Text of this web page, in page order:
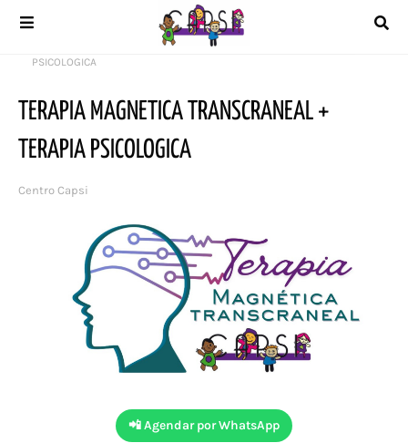
TERAPIA MAGNETICA TRANSCRANEAL + TERAPIA
PSICOLOGICA
TERAPIA MAGNETICA TRANSCRANEAL +
TERAPIA PSICOLOGICA
Centro Capsi
📲 Agendar por WhatsApp